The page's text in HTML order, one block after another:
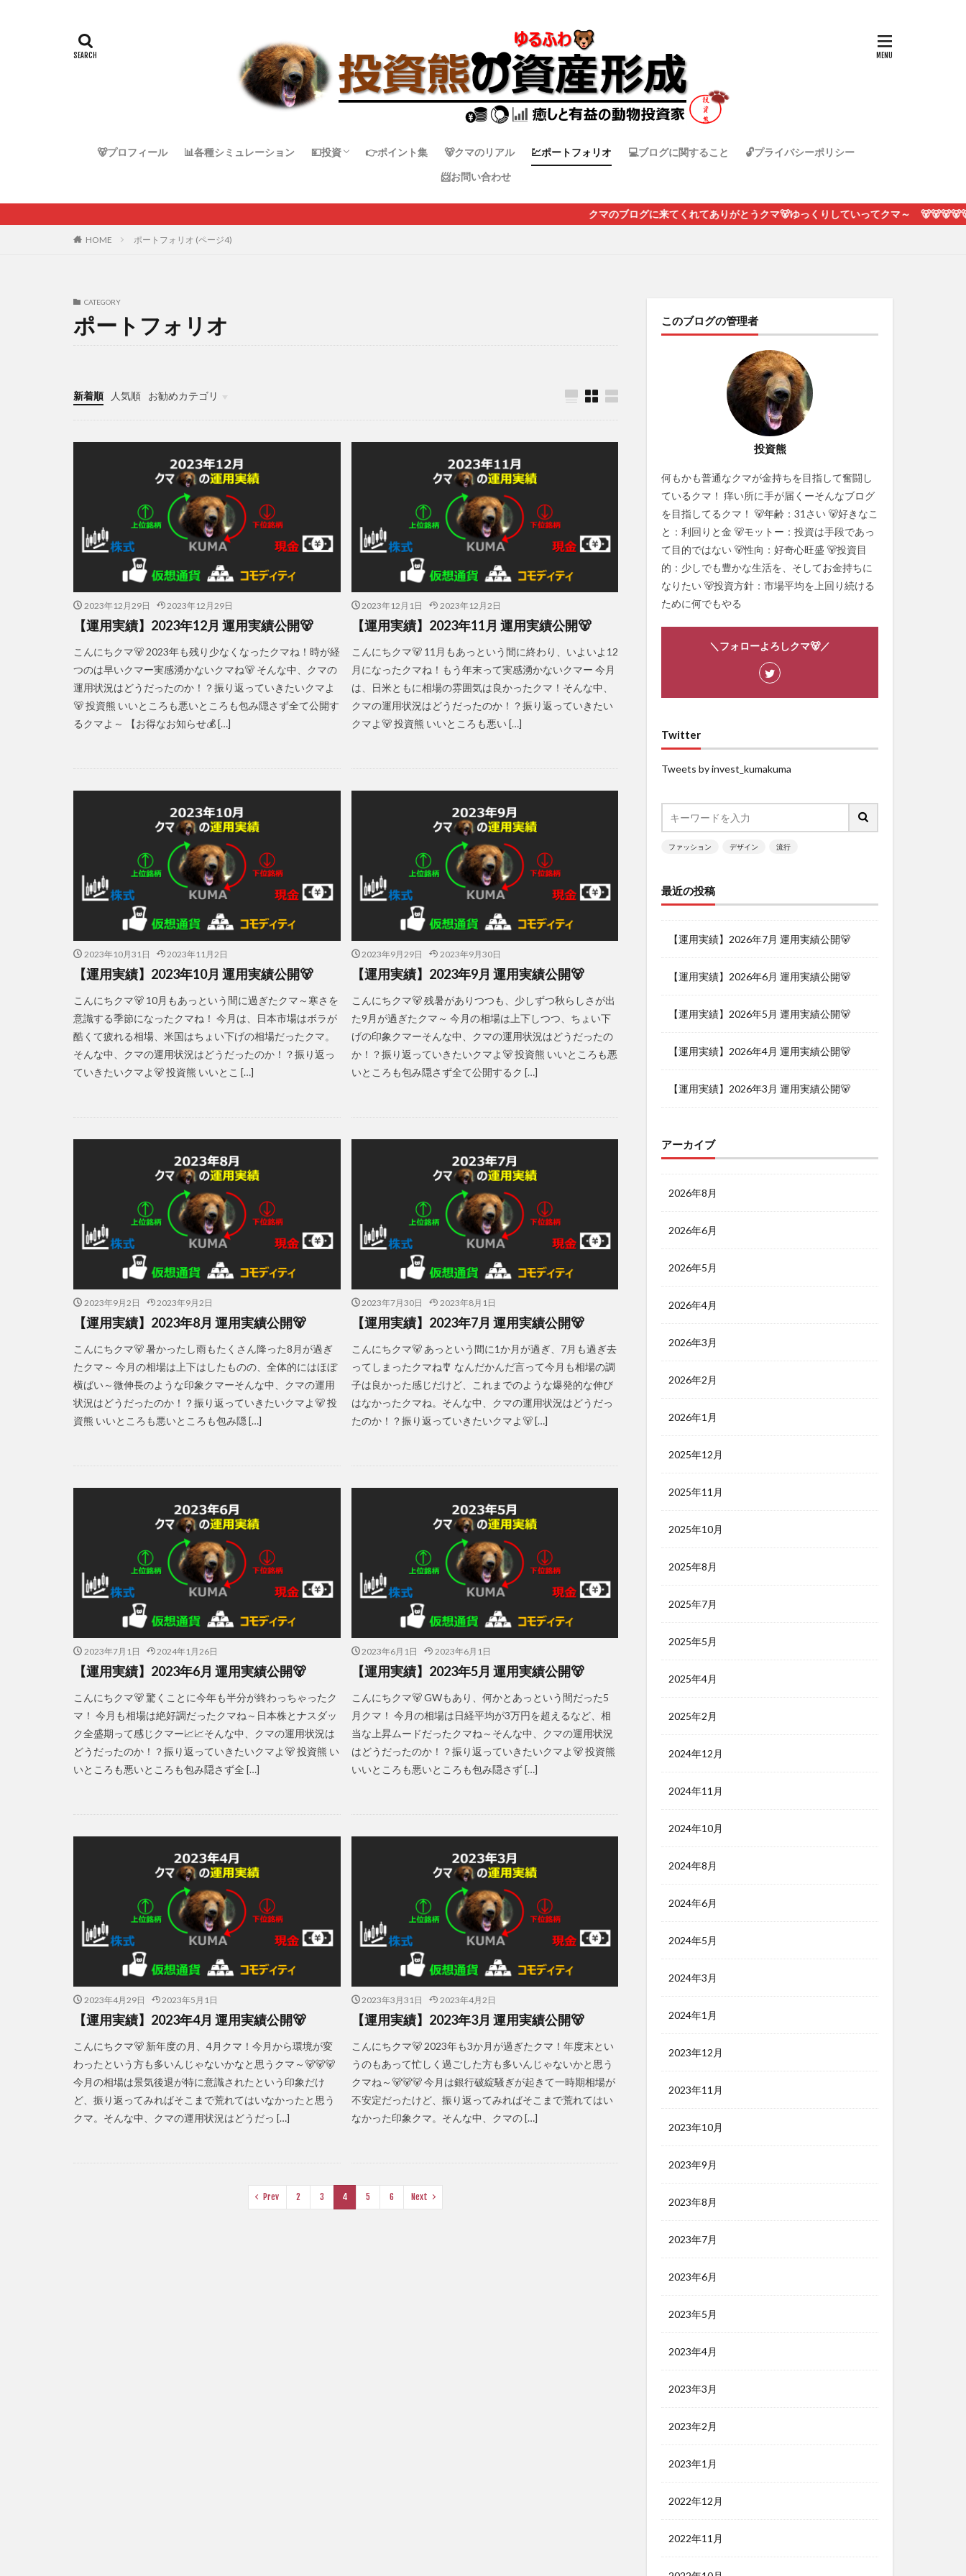
🐻プロフィール 📊各種シミュレーション 💴投資 👉ポイント集 🐻クマのリアル 💹ポートフォリオ 💻ブログに関すること
🔓プライバシーポリシー
📨お問い合わせ
クマのブログに来てくれてありがとうクマ🐻ゆっくりしていってクマ～ 🐻🐻🐻🐻🐻
HOME ポートフォリオ (ページ4)
CATEGORY
ポートフォリオ
新着順 人気順
お勧めカテゴリ
各種シミュレーション
2023年12月29日 2023年12月29日
【運用実績】2023年12月 運用実績公開🐻
こんにちクマ🐻 2023年も残り少なくなったクマね！時が経
つのは早いクマー実感湧かないクマね🐻 そんな中、クマの
運用状況はどうだったのか！？振り返っていきたいクマよ
🐻 投資熊 いいところも悪いところも包み隠さず全て公開す
るクマよ～ 【お得なお知らせ💰 […]
2023年12月1日 2023年12月2日
【運用実績】2023年11月 運用実績公開🐻
こんにちクマ🐻 11月もあっという間に終わり、いよいよ12
月になったクマね！もう年末って実感湧かないクマー 今月
は、日米ともに相場の雰囲気は良かったクマ！そんな中、
クマの運用状況はどうだったのか！？振り返っていきたい
クマよ🐻 投資熊 いいところも悪い […]
2023年10月31日 2023年11月2日
【運用実績】2023年10月 運用実績公開🐻
こんにちクマ🐻 10月もあっという間に過ぎたクマ～寒さを
意識する季節になったクマね！ 今月は、日本市場はボラが
酷くて疲れる相場、米国はちょい下げの相場だったクマ。
そんな中、クマの運用状況はどうだったのか！？振り返っ
ていきたいクマよ🐻 投資熊 いいとこ […]
2023年9月29日 2023年9月30日
【運用実績】2023年9月 運用実績公開🐻
こんにちクマ🐻 残暑がありつつも、少しずつ秋らしさが出
た9月が過ぎたクマ～ 今月の相場は上下しつつ、ちょい下
げの印象クマーそんな中、クマの運用状況はどうだったの
か！？振り返っていきたいクマよ🐻 投資熊 いいところも悪
いところも包み隠さず全て公開するク […]
2023年9月2日 2023年9月2日
【運用実績】2023年8月 運用実績公開🐻
こんにちクマ🐻 暑かったし雨もたくさん降った8月が過ぎ
たクマ～ 今月の相場は上下はしたものの、全体的にはほぼ
横ばい～微伸長のような印象クマーそんな中、クマの運用
状況はどうだったのか！？振り返っていきたいクマよ🐻 投
資熊 いいところも悪いところも包み隠 […]
2023年7月30日 2023年8月1日
【運用実績】2023年7月 運用実績公開🐻
こんにちクマ🐻 あっという間に1か月が過ぎ、7月も過ぎ去
ってしまったクマね🎐 なんだかんだ言って今月も相場の調
子は良かった感じだけど、これまでのような爆発的な伸び
はなかったクマね。そんな中、クマの運用状況はどうだっ
たのか！？振り返っていきたいクマよ🐻 […]
2023年7月1日 2024年1月26日
【運用実績】2023年6月 運用実績公開🐻
こんにちクマ🐻 驚くことに今年も半分が終わっちゃったク
マ！ 今月も相場は絶好調だったクマね～日本株とナスダッ
ク全盛期って感じクマー📈📈そんな中、クマの運用状況は
どうだったのか！？振り返っていきたいクマよ🐻 投資熊 い
いところも悪いところも包み隠さず全 […]
2023年6月1日 2023年6月1日
【運用実績】2023年5月 運用実績公開🐻
こんにちクマ🐻 GWもあり、何かとあっという間だった5
月クマ！ 今月の相場は日経平均が3万円を超えるなど、相
当な上昇ムードだったクマね～そんな中、クマの運用状況
はどうだったのか！？振り返っていきたいクマよ🐻 投資熊
いいところも悪いところも包み隠さず […]
2023年4月29日 2023年5月1日
【運用実績】2023年4月 運用実績公開🐻
こんにちクマ🐻 新年度の月、4月クマ！今月から環境が変
わったという方も多いんじゃないかなと思うクマ～🐻🐻🐻
今月の相場は景気後退が特に意識されたという印象だけ
ど、振り返ってみればそこまで荒れてはいなかったと思う
クマ。そんな中、クマの運用状況はどうだっ […]
2023年3月31日 2023年4月2日
【運用実績】2023年3月 運用実績公開🐻
こんにちクマ🐻 2023年も3か月が過ぎたクマ！年度末とい
うのもあって忙しく過ごした方も多いんじゃないかと思う
クマね～🐻🐻🐻 今月は銀行破綻騒ぎが起きて一時期相場が
不安定だったけど、振り返ってみればそこまで荒れてはい
なかった印象クマ。そんな中、クマの […]
Prev 2 3 4 5 6 Next
このブログの管理者
投資熊
何もかも普通なクマが金持ちを目指して奮闘し
ているクマ！ 痒い所に手が届くーそんなブログ
を目指してるクマ！ 🐻年齢：31さい 🐻好きなこ
と：利回りと金 🐻モットー：投資は手段であっ
て目的ではない 🐻性向：好奇心旺盛 🐻投資目
的：少しでも豊かな生活を、そしてお金持ちに
なりたい 🐻投資方針：市場平均を上回り続ける
ために何でもやる
＼フォローよろしクマ🐻／
Twitter
Tweets by invest_kumakuma
ファッション デザイン 流行
最近の投稿
【運用実績】2026年7月 運用実績公開🐻
【運用実績】2026年6月 運用実績公開🐻
【運用実績】2026年5月 運用実績公開🐻
【運用実績】2026年4月 運用実績公開🐻
【運用実績】2026年3月 運用実績公開🐻
アーカイブ
2026年8月
2026年6月
2026年5月
2026年4月
2026年3月
2026年2月
2026年1月
2025年12月
2025年11月
2025年10月
2025年8月
2025年7月
2025年5月
2025年4月
2025年2月
2024年12月
2024年11月
2024年10月
2024年8月
2024年6月
2024年5月
2024年3月
2024年1月
2023年12月
2023年11月
2023年10月
2023年9月
2023年8月
2023年7月
2023年6月
2023年5月
2023年4月
2023年3月
2023年2月
2023年1月
2022年12月
2022年11月